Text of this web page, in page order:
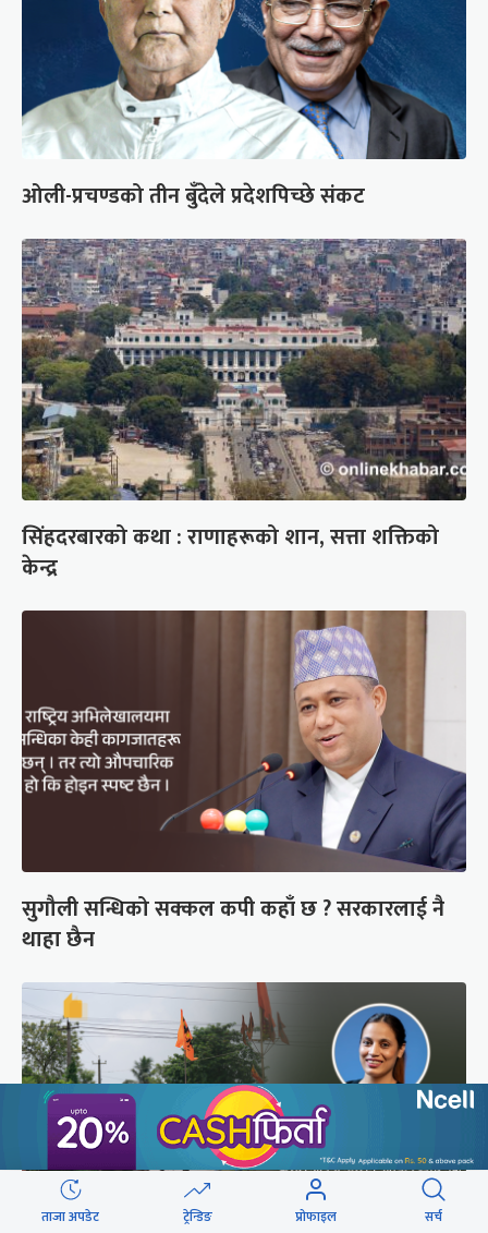
ओली-प्रचण्डको तीन बुँदेले प्रदेशपिच्छे संकट
सिंहदरबारको कथा : राणाहरूको शान, सत्ता शक्तिको
केन्द्र
सुगौली सन्धिको सक्कल कपी कहाँ छ ? सरकारलाई नै
थाहा छैन
ताजा अपडेट ट्रेन्डिङ प्रोफाइल सर्च